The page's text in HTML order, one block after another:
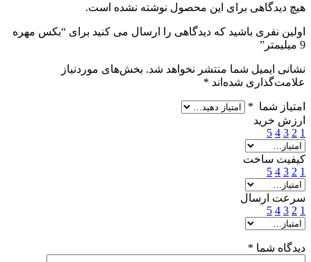
هیچ دیدگاهی برای این محصول نوشته نشده است.
اولین نفری باشید که دیدگاهی را ارسال می کنید برای “بکس مهره
9 میلیمتر”
نشانی ایمیل شما منتشر نخواهد شد. بخش‌های موردنیاز
علامت‌گذاری شده‌اند *
امتیاز شما *
ارزش خرید
1
2
3
4
5
کیفیت ساخت
1
2
3
4
5
سرعت ارسال
1
2
3
4
5
دیدگاه شما *